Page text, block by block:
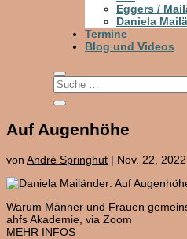
Eggers /
Daniela
Termine
Blog und Videos
Auf Augenhöhe
von André Springhut | Nov. 22, 2022
Warum Männer und Frauen
ahfs Akademie, via Zoom
MEHR INFOS